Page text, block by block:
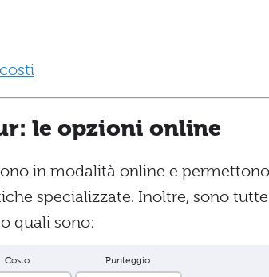
le opzioni online
in modalità online e permettono
specializzate. Inoltre, sono tutte
quali sono:
Costo: Punteggio: